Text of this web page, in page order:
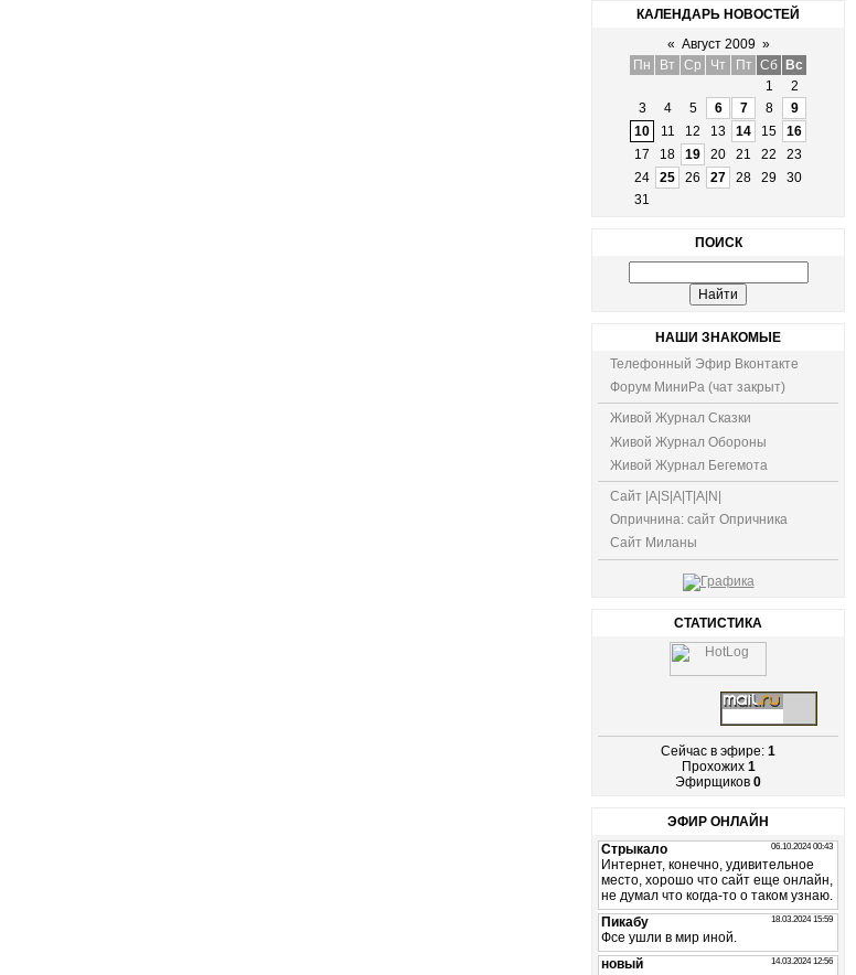
КАЛЕНДАРЬ НОВОСТЕЙ
« Август 2009 »
Пн
Вт Ср Чт Пт Сб
Вс
1
2
3
4 5 6 7 8
9
10
11 12 13 14 15
16
17
18 19 20 21 22
23
24
25 26 27 28 29
30
31
ПОИСК
НАШИ ЗНАКОМЫЕ
Телефонный Эфир Вконтакте
Форум МиниРа (чат закрыт)
Живой Журнал Сказки
Живой Журнал Обороны
Живой Журнал Бегемота
Сайт |A|S|A|T|A|N|
Опричнина: сайт Опричника
Сайт Миланы
СТАТИСТИКА
Сейчас в эфире: 1
Прохожих 1
Эфирщиков 0
ЭФИР ОНЛАЙН